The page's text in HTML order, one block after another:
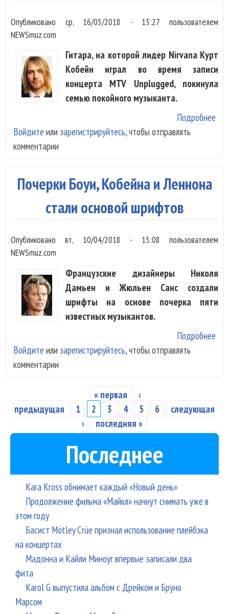
Опубликовано ср, 16/05/2018 - 13:27 пользователем
NEWSmuz.com
Гитара, на которой лидер Nirvana Курт
Кобейн играл во время записи
концерта MTV Unplugged, покинула
семью покойного музыканта.
Подробнее
Войдите или зарегистрируйтесь, чтобы отправлять
комментарии
Почерки Боуи, Кобейна и Леннона
стали основой шрифтов
Опубликовановт, 10/04/2018 - 15:08 пользователем
NEWSmuz.com
Французские дизайнеры Николя
Дамьен и Жюльен Санс создали
шрифты на основе почерка пяти
известных музыкантов.
Подробнее
Войдите или зарегистрируйтесь, чтобы отправлять
комментарии
Страницы
« первая
‹
предыдущая
1 2 3 4 5 6
следующая
›
последняя »
Последнее
Kara Kross обнимает каждый «Новый день»
Продолжение фильма «Майкл» начнут снимать уже в
этом году
Басист Mötley Crüe признал использование плейбэка
на концертах
Мадонна и Кайли Миноуг впервые записали два
фита
Karol G выпустила альбом с Дрейком и Бруно
Марсом